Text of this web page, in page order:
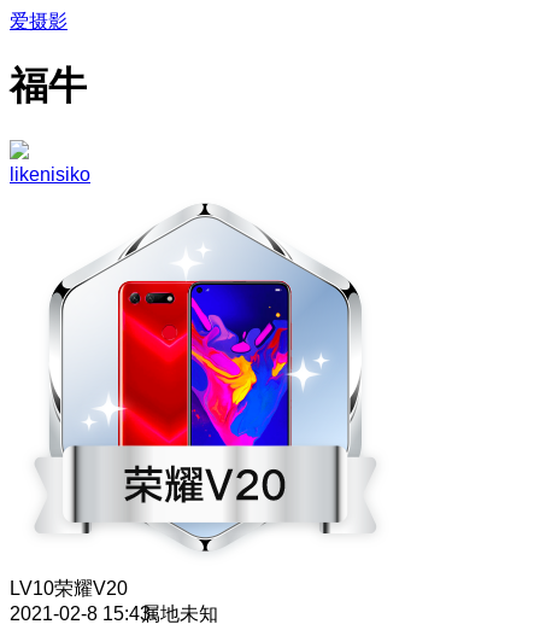
爱摄影
福牛
likenisiko
LV10荣耀V20
2021-02-8 15:43属地未知